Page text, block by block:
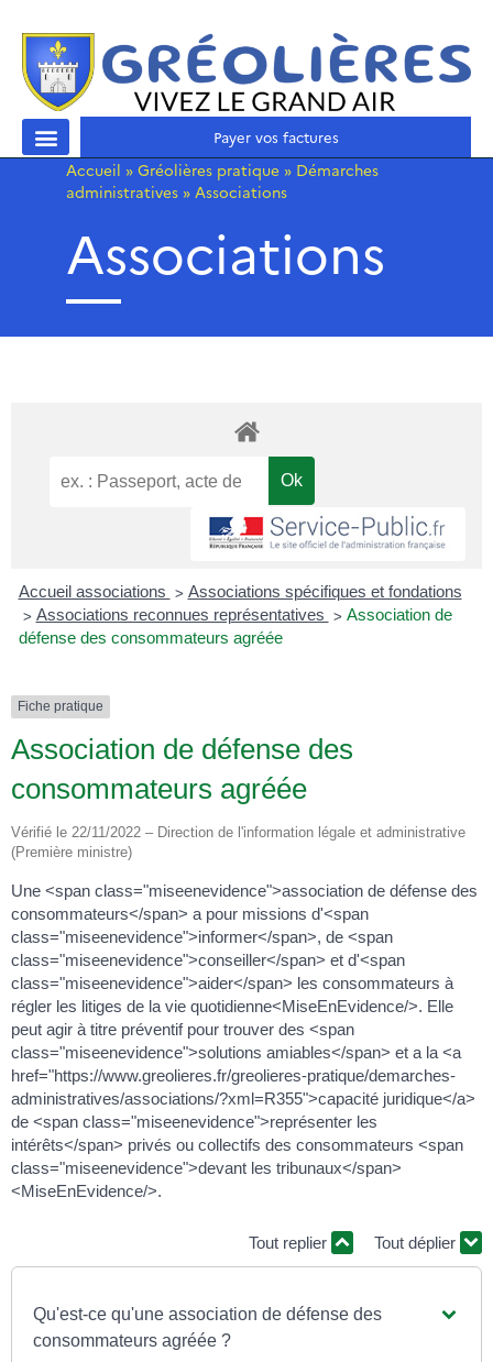
Payer vos factures
Accueil » Gréolières pratique » Démarches
administratives » Associations
Associations
Accueil associations > Associations spécifiques et fondations
> Associations reconnues représentatives > Association de
défense des consommateurs agréée
Fiche pratique
Association de défense des
consommateurs agréée
Vérifié le 22/11/2022 – Direction de l'information légale et administrative
(Première ministre)
Une <span class="miseenevidence">association de défense des
consommateurs</span> a pour missions d'<span
class="miseenevidence">informer</span>, de <span
class="miseenevidence">conseiller</span> et d'<span
class="miseenevidence">aider</span> les consommateurs à
régler les litiges de la vie quotidienne<MiseEnEvidence/>. Elle
peut agir à titre préventif pour trouver des <span
class="miseenevidence">solutions amiables</span> et a la <a
href="https://www.greolieres.fr/greolieres-pratique/demarches-
administratives/associations/?xml=R355">capacité juridique</a>
de <span class="miseenevidence">représenter les
intérêts</span> privés ou collectifs des consommateurs <span
class="miseenevidence">devant les tribunaux</span>
<MiseEnEvidence/>.
Tout replier Tout déplier
Qu'est-ce qu'une association de défense des
consommateurs agréée ?